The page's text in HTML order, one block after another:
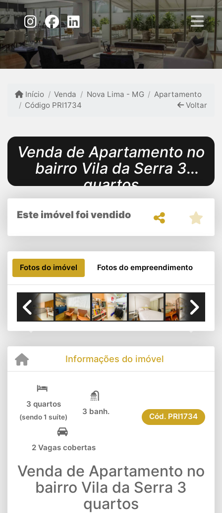
Início Venda Nova Lima - MG
Apartamento
Código PRI1734
Voltar
Venda de Apartamento no
bairro Vila da Serra 3
quartos
Este imóvel foi vendido
Fotos do imóvel Fotos do empreendimento
Informações do imóvel
3 quartos
(sendo 1 suíte)
3 banh.
2 Vagas cobertas
Cód. PRI1734
Venda de Apartamento no
bairro Vila da Serra 3
quartos